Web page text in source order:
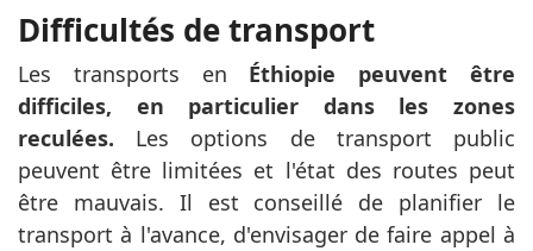
Difficultés de transport
Les transports en Éthiopie peuvent être
difficiles, en particulier dans les zones
reculées. Les options de transport public
peuvent être limitées et l'état des routes peut
être mauvais. Il est conseillé de planifier le
transport à l'avance, d'envisager de faire appel à